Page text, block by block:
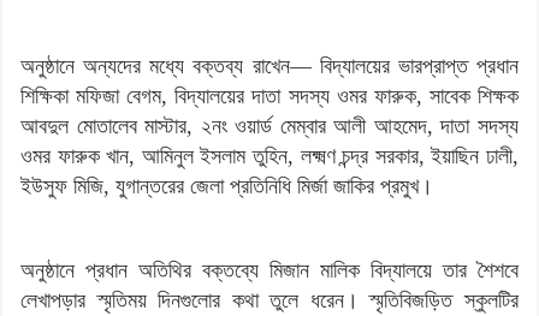
অনুষ্ঠানে অন্যদের মধ্যে বক্তব্য রাখেন— বিদ্যালয়ের ভারপ্রাপ্ত প্রধান
শিক্ষিকা মফিজা বেগম, বিদ্যালয়ের দাতা সদস্য ওমর ফারুক, সাবেক শিক্ষক
আবদুল মোতালেব মাস্টার, ২নং ওয়ার্ড মেম্বার আলী আহমেদ, দাতা সদস্য
ওমর ফারুক খান, আমিনুল ইসলাম তুহিন, লক্ষ্মণ চন্দ্র সরকার, ইয়াছিন ঢালী,
ইউসুফ মিজি, যুগান্তরের জেলা প্রতিনিধি মির্জা জাকির প্রমুখ।
অনুষ্ঠানে প্রধান অতিথির বক্তব্যে মিজান মালিক বিদ্যালয়ে তার শৈশবে
লেখাপড়ার স্মৃতিময় দিনগুলোর কথা তুলে ধরেন। স্মৃতিবিজড়িত স্কুলটির